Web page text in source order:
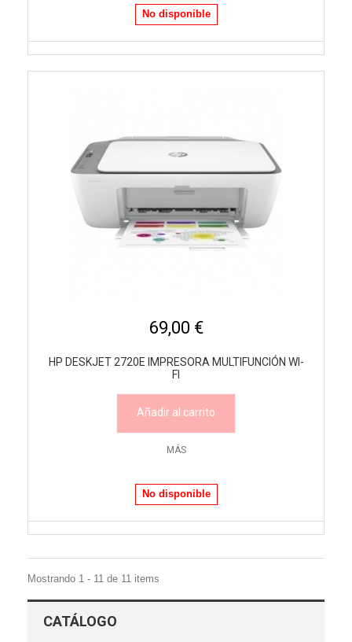
No disponible
69,00 €
HP DESKJET 2720E IMPRESORA MULTIFUNCIÓN WI-
FI
Añadir al carrito
MÁS
No disponible
Mostrando 1 - 11 de 11 items
CATÁLOGO